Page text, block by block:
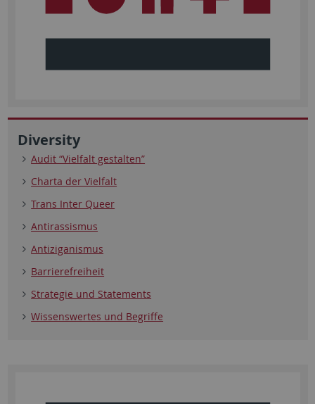
Diversity
Audit “Vielfalt gestalten”
Charta der Vielfalt
Trans Inter Queer
Antirassismus
Antiziganismus
Barrierefreiheit
Strategie und Statements
Wissenswertes und Begriffe